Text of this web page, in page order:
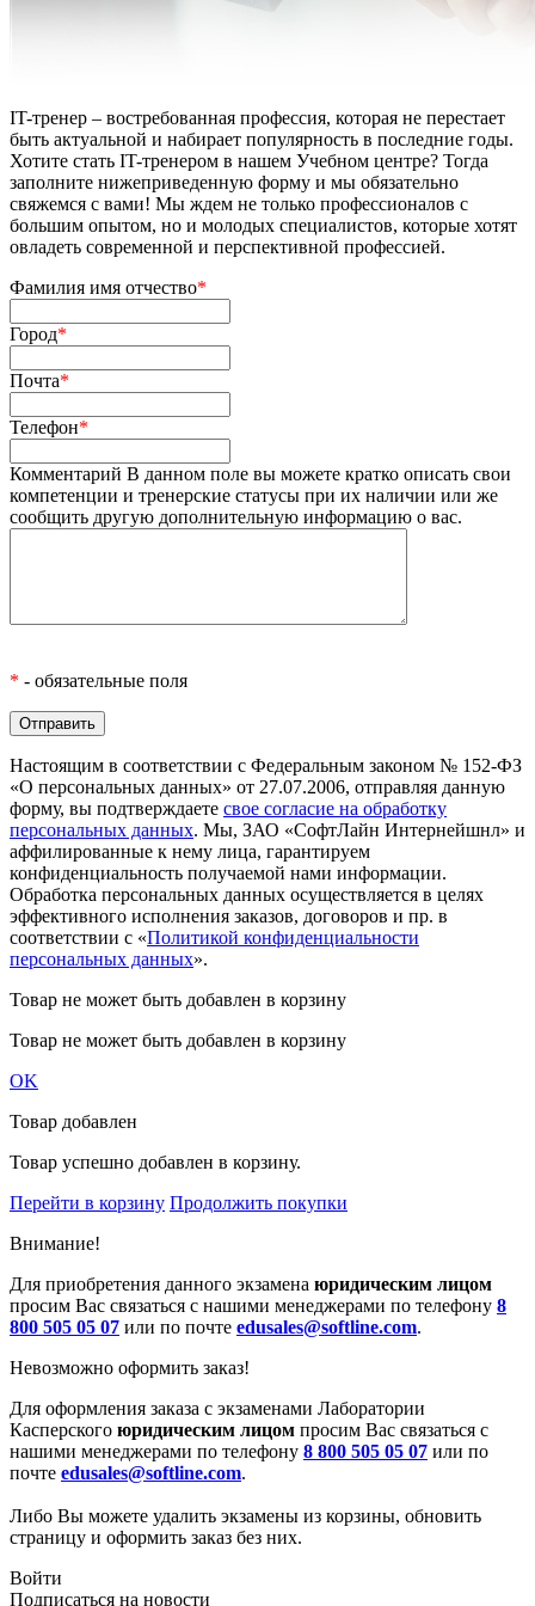
IT-тренер – востребованная профессия, которая не перестает
быть актуальной и набирает популярность в последние годы.
Хотите стать IT-тренером в нашем Учебном центре? Тогда
заполните нижеприведенную форму и мы обязательно
свяжемся с вами! Мы ждем не только профессионалов с
большим опытом, но и молодых специалистов, которые хотят
овладеть современной и перспективной профессией.
Фамилия имя отчество*
Город*
Почта*
Телефон*
Комментарий В данном поле вы можете кратко описать свои
компетенции и тренерские статусы при их наличии или же
сообщить другую дополнительную информацию о вас.
* - обязательные поля
Настоящим в соответствии с Федеральным законом № 152-ФЗ
«О персональных данных» от 27.07.2006, отправляя данную
форму, вы подтверждаете свое согласие на обработку
персональных данных. Мы, ЗАО «СофтЛайн Интернейшнл» и
аффилированные к нему лица, гарантируем
конфиденциальность получаемой нами информации.
Обработка персональных данных осуществляется в целях
эффективного исполнения заказов, договоров и пр. в
соответствии с «Политикой конфиденциальности
персональных данных».
Товар не может быть добавлен в корзину
Товар не может быть добавлен в корзину
OK
Товар добавлен
Товар успешно добавлен в корзину.
Перейти в корзину Продолжить покупки
Внимание!
Для приобретения данного экзамена юридическим лицом
просим Вас связаться с нашими менеджерами по телефону 8
800 505 05 07 или по почте edusales@softline.com.
Невозможно оформить заказ!
Для оформления заказа с экзаменами Лаборатории
Касперского юридическим лицом просим Вас связаться с
нашими менеджерами по телефону 8 800 505 05 07 или по
почте edusales@softline.com.
Либо Вы можете удалить экзамены из корзины, обновить
страницу и оформить заказ без них.
Войти
Подписаться на новости